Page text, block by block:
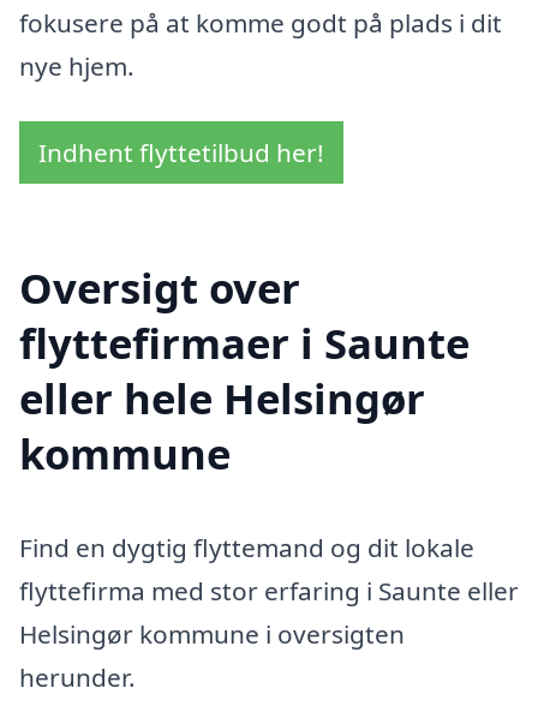
fokusere på at komme godt på plads i dit
nye hjem.
Indhent flyttetilbud her!
Oversigt over
flyttefirmaer i Saunte
eller hele Helsingør
kommune
Find en dygtig flyttemand og dit lokale
flyttefirma med stor erfaring i Saunte eller
Helsingør kommune i oversigten
herunder.